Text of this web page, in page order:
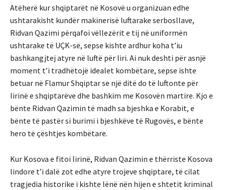
Atëherë kur shqiptarët në Kosovë u organizuan edhe
ushtarakisht kundër makinerisë luftarake serbosllave,
Ridvan Qazimi përqafoi vëllezërit e tij në uniformën
ushtarake të UÇK-së, sepse kishte ardhur koha t’iu
bashkangjtej atyre në luftë për liri. Ai nuk deshti për asnjë
moment t’i tradhëtojë idealet kombëtare, sepse ishte
betuar në Flamur Shqiptar se një ditë do të luftonte për
lirinë e shqiptarëve dhe bashkim me Kosovën martire. Kjo e
bënte Ridvan Qazimin të madh sa bjeshka e Korabit, e
bënte të pastër si burimi i bjeshkëve të Rugovës, e bënte
hero të çështjes kombëtare.
Kur Kosova e fitoi lirinë, Ridvan Qazimin e thërriste Kosova
lindore t’i dalë zot edhe atyre trojeve shqiptare, të cilat
tragjedia historike i kishte lënë nën hijen e shtetit kriminal